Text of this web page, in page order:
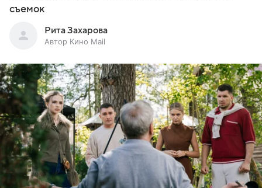
съемок
Рита Захарова
Автор Кино Mail